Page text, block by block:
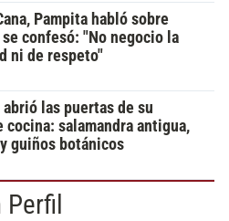
Pampita habló sobre
confesó: "No negocio la
ni de respeto"
las puertas de su
cocina: salamandra antigua,
guiños botánicos